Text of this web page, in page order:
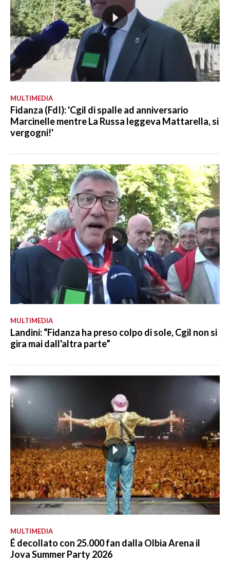
MULTIMEDIA
Fidanza (FdI): 'Cgil di spalle ad anniversario
Marcinelle mentre La Russa leggeva Mattarella, si
vergogni!'
MULTIMEDIA
Landini: “Fidanza ha preso colpo di sole, Cgil non si
gira mai dall'altra parte”
MULTIMEDIA
É decollato con 25.000 fan dalla Olbia Arena il
Jova Summer Party 2026